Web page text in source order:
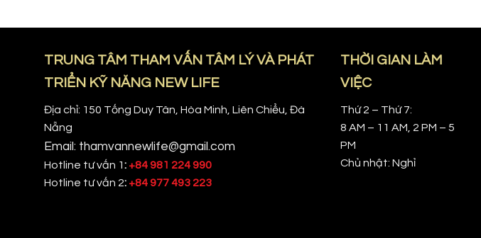
TRUNG TÂM THAM VẤN TÂM LÝ VÀ PHÁT
TRIỂN KỸ NĂNG NEW LIFE
Địa chỉ: 150 Tống Duy Tân, Hòa Minh, Liên Chiểu, Đà
Nẵng
Email: thamvannewlife@gmail.com
Hotline tư vấn 1: +84 981 224 990
Hotline tư vấn 2: +84 977 493 223
THỜI GIAN LÀM
VIỆC
Thứ 2 – Thứ 7:
8 AM – 11 AM, 2 PM – 5
PM
Chủ nhật: Nghỉ